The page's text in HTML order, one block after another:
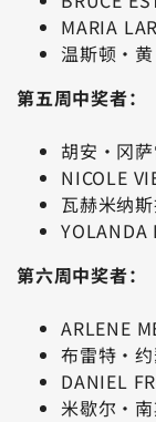
MARIA
温斯顿·
第五周中奖者：
胡安·冈
NICOLE
瓦赫米纳
YOLANDA
第六周中奖者：
ARLENE
布雷特·约
DANIEL
米歇尔·